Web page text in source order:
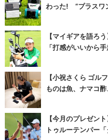
わった! “プラスワ
【マイギアを語ろ
「打感がいいから
【小祝さくら ゴ
ものは魚、ナマコ
【今月のプレゼン
トゥルーテンパー